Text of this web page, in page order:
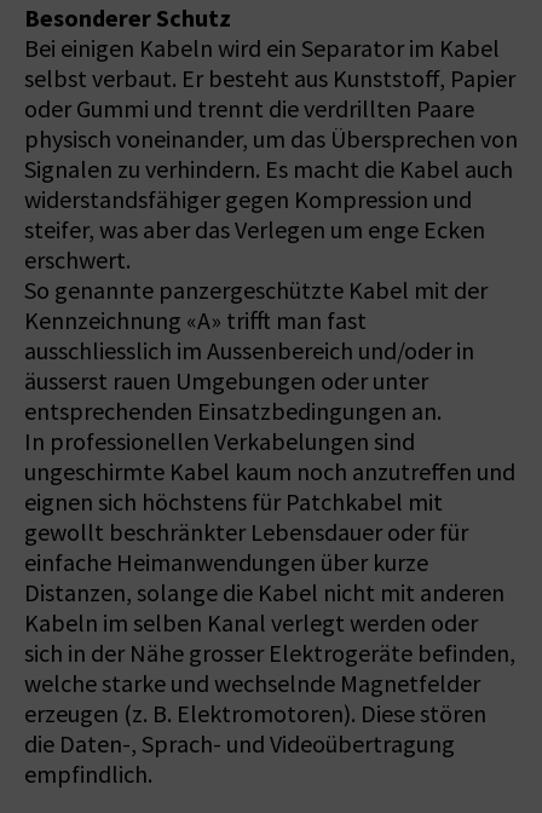
Besonderer Schutz
Bei einigen Kabeln wird ein Separator im Kabel
selbst verbaut. Er besteht aus Kunststoff, Papier
oder Gummi und trennt die verdrillten Paare
physisch voneinander, um das Übersprechen von
Signalen zu verhindern. Es macht die Kabel auch
widerstandsfähiger gegen Kompression und
steifer, was aber das Verlegen um enge Ecken
erschwert.
So genannte panzergeschützte Kabel mit der
Kennzeichnung «A» trifft man fast
ausschliesslich im Aussenbereich und/oder in
äusserst rauen Umgebungen oder unter
entsprechenden Einsatzbedingungen an.
In professionellen Verkabelungen sind
ungeschirmte Kabel kaum noch anzutreffen und
eignen sich höchstens für Patchkabel mit
gewollt beschränkter Lebensdauer oder für
einfache Heimanwendungen über kurze
Distanzen, solange die Kabel nicht mit anderen
Kabeln im selben Kanal verlegt werden oder
sich in der Nähe grosser Elektrogeräte befinden,
welche starke und wechselnde Magnetfelder
erzeugen (z. B. Elektromotoren). Diese stören
die Daten-, Sprach- und Videoübertragung
empfindlich.